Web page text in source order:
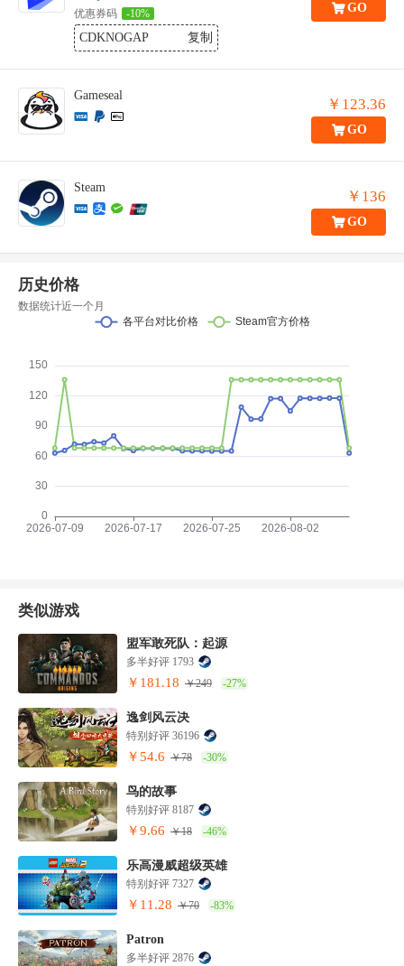
优惠券码 -10%
CDKNOGAP 复制
GO
Gameseal
￥123.36
GO
Steam
￥136
GO
历史价格
数据统计近一个月
类似游戏
盟军敢死队：起源
多半好评 1793
￥181.18 ￥249 -27%
逸剑风云决
特别好评 36196
￥54.6 ￥78 -30%
鸟的故事
特别好评 8187
￥9.66 ￥18 -46%
乐高漫威超级英雄
特别好评 7327
￥11.28 ￥70 -83%
Patron
多半好评 2876